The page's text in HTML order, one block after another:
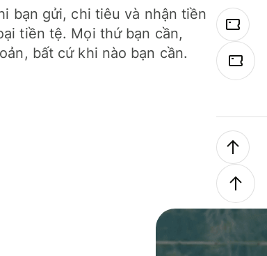
bạn gửi, chi tiêu và nhận tiền
tiền tệ. Mọi thứ bạn cần,
bất cứ khi nào bạn cần.